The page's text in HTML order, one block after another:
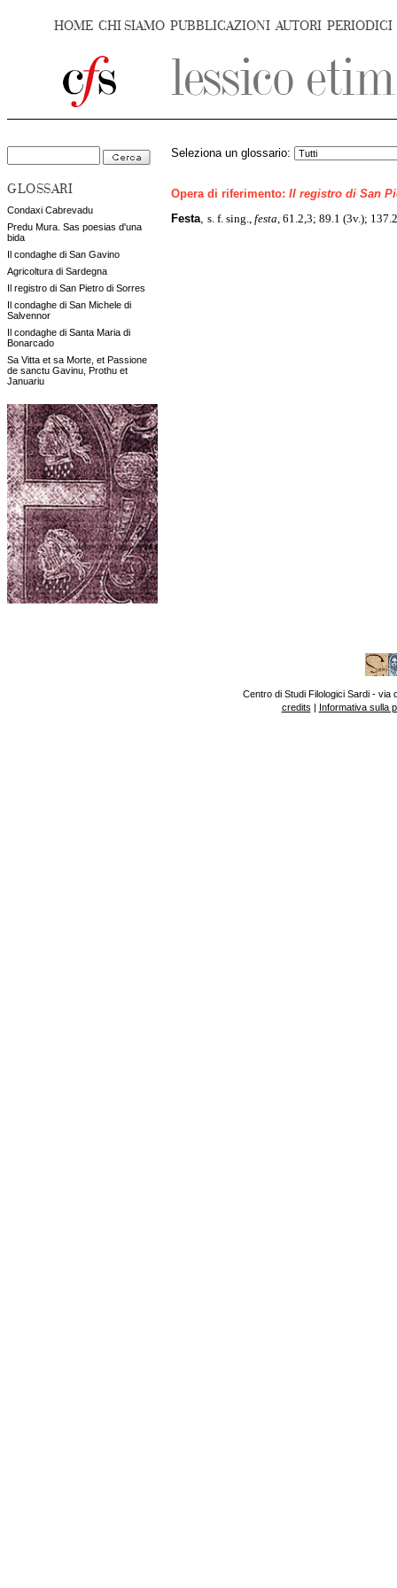
HOME CHI SIAMO PUBBLICAZIONI AUTORI PERIODICI
GLOSSARI
Condaxi Cabrevadu
Predu Mura. Sas poesias d'una
bida
Il condaghe di San Gavino
Agricoltura di Sardegna
Il registro di San Pietro di Sorres
Il condaghe di San Michele di
Salvennor
Il condaghe di Santa Maria di
Bonarcado
Sa Vitta et sa Morte, et Passione
de sanctu Gavinu, Prothu et
Januariu
Seleziona un glossario:
Opera di riferimento: Il registro di San
Festa s. f. sing., festa , 61.2,3; 89.1 (3v.);
Centro di Studi Filologici Sardi - via
credits | Informativa sulla